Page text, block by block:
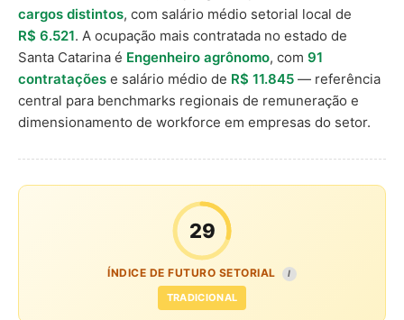
cargos distintos, com salário médio setorial local de
R$ 6.521. A ocupação mais contratada no estado de
Santa Catarina é Engenheiro agrônomo, com 91
contratações e salário médio de R$ 11.845 — referência
central para benchmarks regionais de remuneração e
dimensionamento de workforce em empresas do setor.
29
ÍNDICE DE FUTURO SETORIAL I
TRADICIONAL